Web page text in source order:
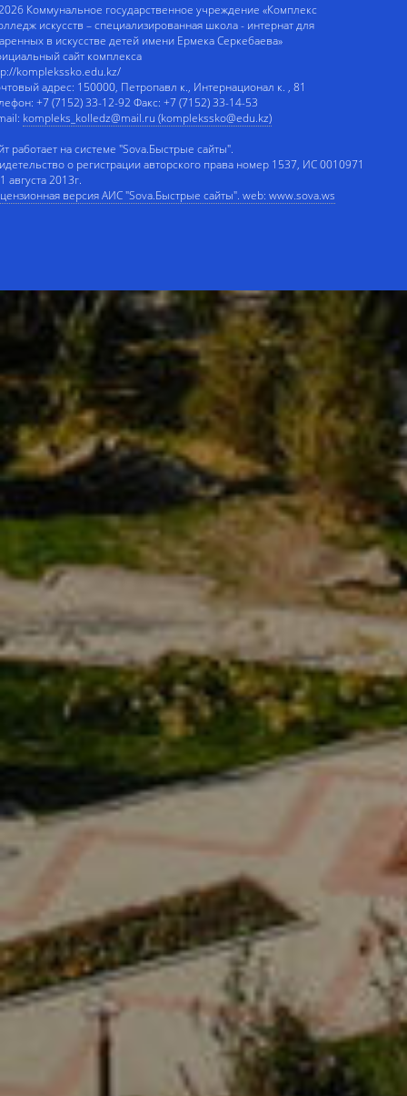
Коммунальное государственное учреждение «Комплекс
искусств – специализированная школа - интернат для
в искусстве детей имени Ермека Серкебаева»
сайт комплекса
komplekssko.edu.kz/
адрес: 150000, Петропавл к., Интернационал к. , 81
+7 (7152) 33-12-92 Факс: +7 (7152) 33-14-53
kompleks_kolledz@mail.ru (komplekssko@edu.kz)
работает на системе "Sova.Быстрые сайты".
о регистрации авторского права номер 1537, ИС 0010971
августа 2013г.
версия АИС "Sova.Быстрые сайты". web: www.sova.ws